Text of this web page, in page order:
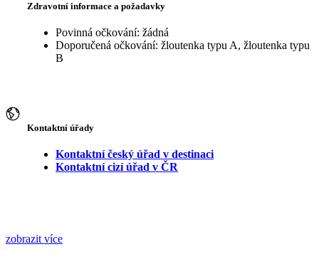
Zdravotní informace a požadavky
Povinná očkování: žádná
Doporučená očkování: žloutenka typu A, žloutenka typu
B
Kontaktní úřady
Kontaktní český úřad v destinaci
Kontaktní cizí úřad v ČR
zobrazit více